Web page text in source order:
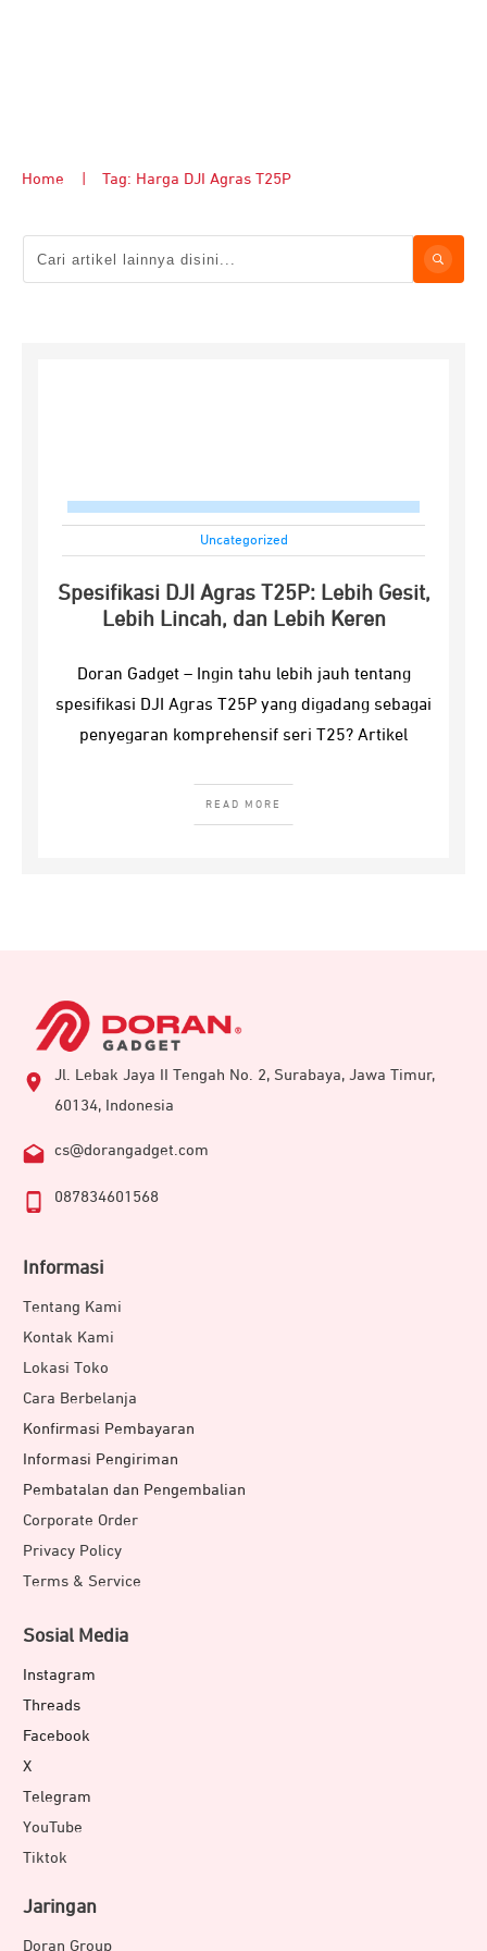
Home Tag: Harga DJI Agras T25P
Uncategorized
Spesifikasi DJI Agras T25P: Lebih Gesit,
Lebih Lincah, dan Lebih Keren
Doran Gadget – Ingin tahu lebih jauh tentang
spesifikasi DJI Agras T25P yang digadang sebagai
penyegaran komprehensif seri T25? Artikel
READ MORE
Jl. Lebak Jaya II Tengah No. 2, Surabaya, Jawa Timur,
60134, Indonesia
cs@dorangadget.com
087834601568
Informasi
Tentang Kami
Kontak Kami
Lokasi Toko
Cara Berbelanja
Konfirmasi Pembayaran
Informasi Pengiriman
Pembatalan dan Pengembalian
Corporate Order
Privacy Policy
Terms & Service
Sosial Media
Instagram
Threads
Facebook
X
Telegram
YouTube
Tiktok
Jaringan
Doran Group